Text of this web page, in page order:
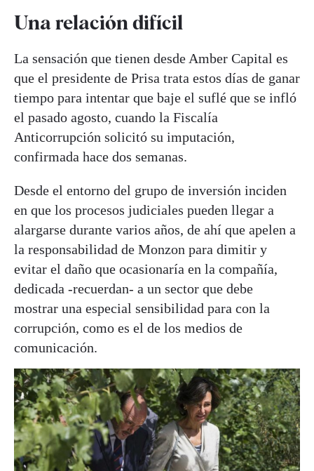
Una relación difícil
La sensación que tienen desde Amber Capital es
que el presidente de Prisa trata estos días de ganar
tiempo para intentar que baje el suflé que se infló
el pasado agosto, cuando la Fiscalía
Anticorrupción solicitó su imputación,
confirmada hace dos semanas.
Desde el entorno del grupo de inversión inciden
en que los procesos judiciales pueden llegar a
alargarse durante varios años, de ahí que apelen a
la responsabilidad de Monzon para dimitir y
evitar el daño que ocasionaría en la compañía,
dedicada -recuerdan- a un sector que debe
mostrar una especial sensibilidad para con la
corrupción, como es el de los medios de
comunicación.